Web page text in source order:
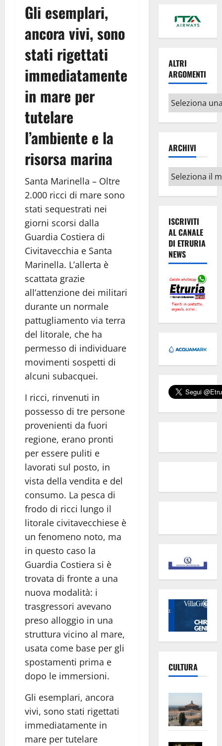
Gli esemplari,
ancora vivi, sono
stati rigettati
immediatamente
in mare per
tutelare
l’ambiente e la
risorsa marina
Santa Marinella – Oltre
2.000 ricci di mare sono
stati sequestrati nei
giorni scorsi dalla
Guardia Costiera di
Civitavecchia e Santa
Marinella. L’allerta è
scattata grazie
all’attenzione dei militari
durante un normale
pattugliamento via terra
del litorale, che ha
permesso di individuare
movimenti sospetti di
alcuni subacquei.
I ricci, rinvenuti in
possesso di tre persone
provenienti da fuori
regione, erano pronti
per essere puliti e
lavorati sul posto, in
vista della vendita e del
consumo. La pesca di
frodo di ricci lungo il
litorale civitavecchiese è
un fenomeno noto, ma
in questo caso la
Guardia Costiera si è
trovata di fronte a una
nuova modalità: i
trasgressori avevano
preso alloggio in una
struttura vicino al mare,
usata come base per gli
spostamenti prima e
dopo le immersioni.
Gli esemplari, ancora
vivi, sono stati rigettati
immediatamente in
mare per tutelare
ALTRI
ARGOMENTI
Altri
argomenti
ARCHIVI
Archivi
ISCRIVITI
AL CANALE
DI ETRURIA
NEWS
CULTURA